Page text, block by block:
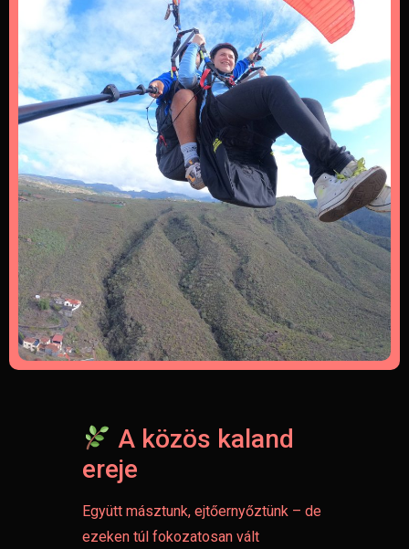
A közös kaland
ereje
Együtt másztunk, ejtőernyőztünk – de
ezeken túl fokozatosan vált